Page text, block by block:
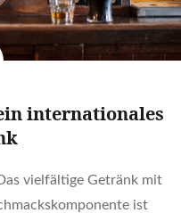
internationales
vielfältige Getränk mit
ist